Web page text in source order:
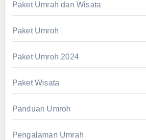
Paket Umrah dan Wisata
Paket Umroh
Paket Umroh 2024
Paket Wisata
Panduan Umroh
Pengalaman Umrah